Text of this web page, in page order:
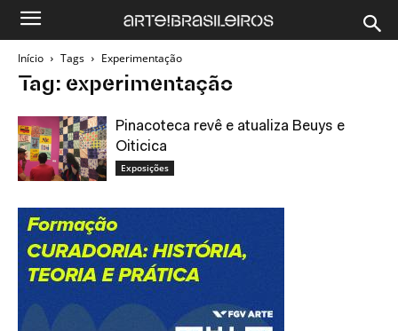
Início Tags Experimentação
Tag: experimentação
Pinacoteca revê e atualiza Beuys e
Oiticica
Exposições